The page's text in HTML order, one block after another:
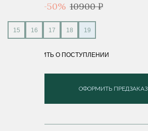
-50% 10900 ₽
15 16 17 18 19
СООБЩИТЬ О ПОСТУПЛЕНИИ
ОФОРМИТЬ ПРЕДЗАКАЗ